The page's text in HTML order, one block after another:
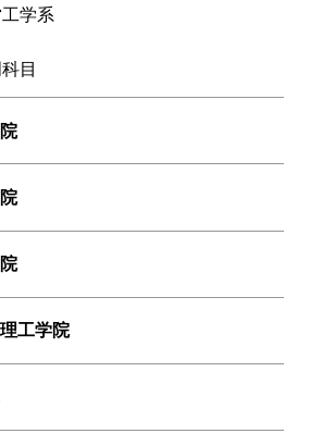
エネルギーコース
ライフエンジニアリングコ
ース
情報通信コース
エンジニアリングデザイン
コース
学系
経営工学コース
目
エネルギーコース
応用化学コース
目
計算科学系
知能情報コース
情報工学コース
目
工学系
ライフエンジニアリングコ
工学院
系